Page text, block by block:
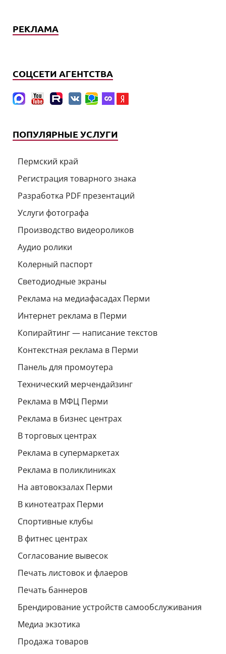
РЕКЛАМА
СОЦСЕТИ АГЕНТСТВА
ПОПУЛЯРНЫЕ УСЛУГИ
Пермский край
Регистрация товарного знака
Разработка PDF презентаций
Услуги фотографа
Производство видеороликов
Аудио ролики
Колерный паспорт
Светодиодные экраны
Реклама на медиафасадах Перми
Интернет реклама в Перми
Копирайтинг — написание текстов
Контекстная реклама в Перми
Панель для промоутера
Технический мерчендайзинг
Реклама в МФЦ Перми
Реклама в бизнес центрах
В торговых центрах
Реклама в супермаркетах
Реклама в поликлиниках
На автовокзалах Перми
В кинотеатрах Перми
Спортивные клубы
В фитнес центрах
Согласование вывесок
Печать листовок и флаеров
Печать баннеров
Брендирование устройств самообслуживания
Медиа экзотика
Продажа товаров